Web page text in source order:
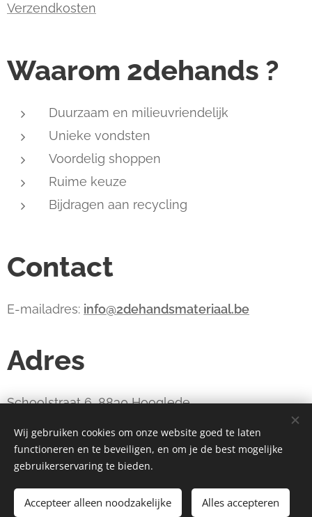
Toevoegen aan de winkelwagen
Verzendkosten
Waarom 2dehands ?
Duurzaam en milieuvriendelijk
Unieke vondsten
Voordelig shoppen
Ruime keuze
Bijdragen aan recycling
Contact
E-mailadres: info@2dehandsmateriaal.be
Adres
Schoolstraat 6, 8830 Hooglede
webdesign estart.be Cookies
Wij gebruiken cookies om onze website goed te laten
functioneren en te beveiligen, en om je de best mogelijke
gebruikerservaring te bieden.
Accepteer alleen noodzakelijke Alles accepteren